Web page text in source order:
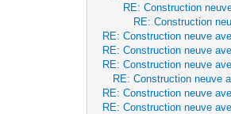
RE: Construction
RE: Construction
RE: Construction neuve
RE: Construction neuve
RE: Construction neuve
RE: Construction neuve
RE: Construction neuve
RE: Construction neuve